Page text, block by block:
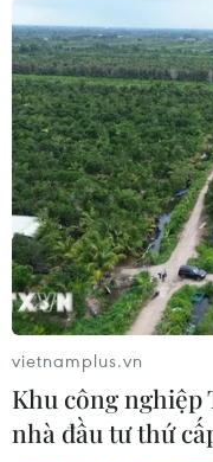
Lãnh đạo Công ty
dự trù khoản kinh
những rủi ro của
lâm sàng vắcxin
Tiến sỹ Nguyễn
Cục Khoa học
biết về nguyên
lâm sàng nói
cơ quan quản lý
nghiên cứu.
mong muốn,
vắcxin hoặc do
vietnamplus.vn
Khu công nghiệp
nhà đầu tư thứ